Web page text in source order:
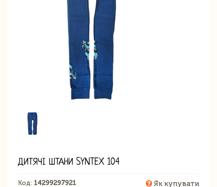
ДИТЯЧІ ШТАНИ SYNTEX 104
Код: 14299297921 Як купувати